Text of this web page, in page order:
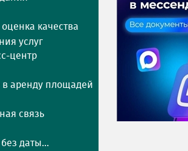
качества
услуг
центр
в аренду площадей
связь
даты...